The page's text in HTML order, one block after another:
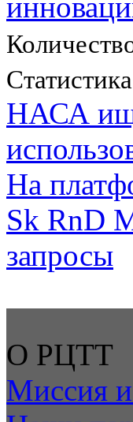
НАСА
На
Sk RnD
запросы
О РЦТТ
Миссия